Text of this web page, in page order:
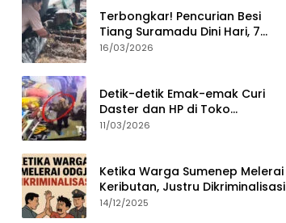
Terbongkar! Pencurian Besi
Tiang Suramadu Dini Hari, 7
ABK Ditangkap Polisi
16/03/2026
Detik-detik Emak-emak Curi
Daster dan HP di Toko
Sumenep, Aksi Terekam CCTV
11/03/2026
Ketika Warga Sumenep Melerai
Keributan, Justru Dikriminalisasi
14/12/2025